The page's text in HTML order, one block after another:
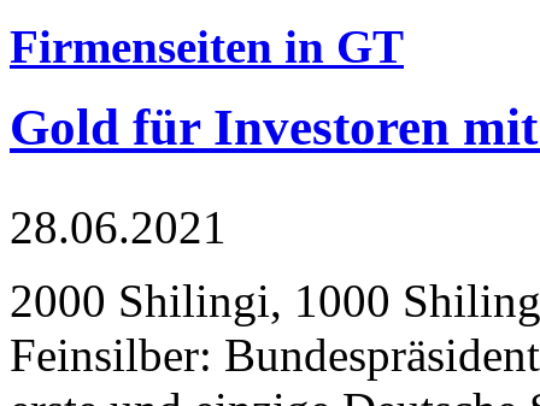
Firmenseiten in GT
Gold für Investoren
28.06.2021
2000 Shilingi, 1000
Feinsilber: